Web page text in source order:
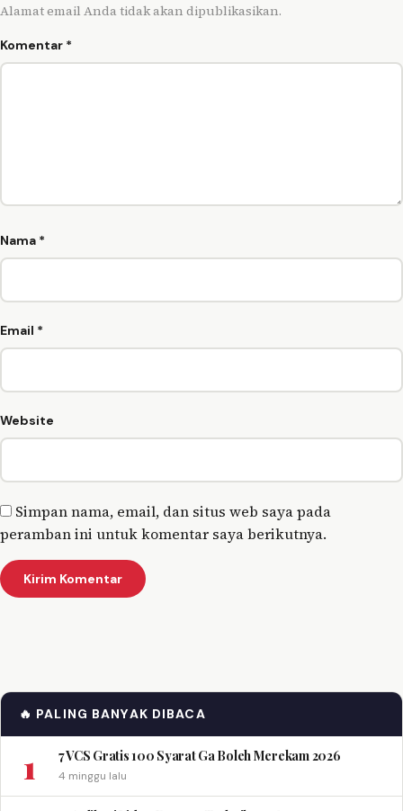
Alamat email Anda tidak akan dipublikasikan.
Komentar *
Nama *
Email *
Website
Simpan nama, email, dan situs web saya pada
peramban ini untuk komentar saya berikutnya.
🔥 PALING BANYAK DIBACA
1 7 VCS Gratis 100 Syarat Ga Boleh Merekam 2026
4 minggu lalu